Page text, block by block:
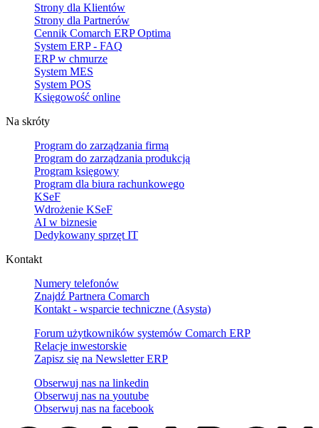
Strony dla Klientów
Strony dla Partnerów
Cennik Comarch ERP Optima
System ERP - FAQ
ERP w chmurze
System MES
System POS
Księgowość online
Na skróty
Program do zarządzania firmą
Program do zarządzania produkcją
Program księgowy
Program dla biura rachunkowego
KSeF
Wdrożenie KSeF
AI w biznesie
Dedykowany sprzęt IT
Kontakt
Numery telefonów
Znajdź Partnera Comarch
Kontakt - wsparcie techniczne (Asysta)
Forum użytkowników systemów Comarch ERP
Relacje inwestorskie
Zapisz się na Newsletter ERP
Obserwuj nas na linkedin
Obserwuj nas na youtube
Obserwuj nas na facebook